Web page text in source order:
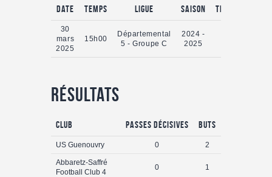
Date Temps Ligue Saison Temps plein
30
mars
2025
15h00
Départemental
5 - Groupe C
2024 -
2025
Résultats
Club Passes Décisives Buts
US Guenouvry 0 2
Abbaretz-Saffré
Football Club 4
0 1